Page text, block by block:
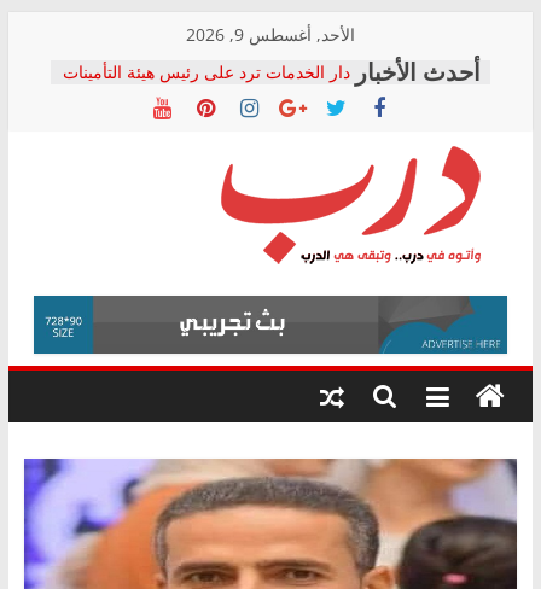
content
الأحد, أغسطس 9, 2026
دار الخدمات ترد على رئيس هيئة التأمينات
بعد مؤتمره الصحفي: إنكار الأزمة لا ينهي
معاناة أصحاب المعاشات.. ونطالب بكشف
فرحات سليمان يكتب: القطاع الصحي إلى
أين؟
حزب التحالف الشعبي يطلق لجنة “الحق
في الصحة” بالإسكندرية لرصد الانتهاكات
ودعم المرضى
الوزاري لمدينة الصحفيين.. وانتهاء أعمال
إنشاء المبنى الإداري
المجلس القومي لحقوق الإنسان يعلن
متابعة قضية الدكتور محمد زهران.. ويؤكد:
قرينة البراءة وضمانات المحاكمة العادلة
درب
وأتوه
درب..
وتبقى
هي